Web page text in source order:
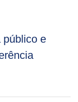
público e